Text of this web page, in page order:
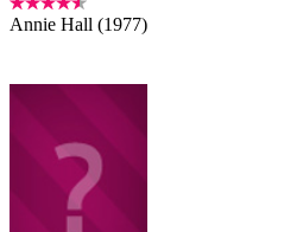
Annie Hall (1977)